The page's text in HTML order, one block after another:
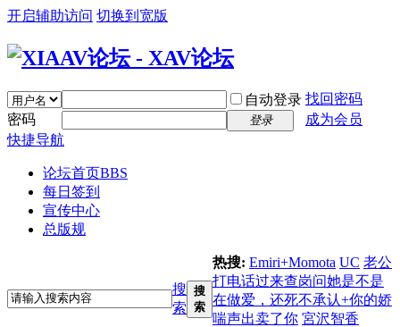
开启辅助访问 切换到宽版
自动登录 找回密码
密码
登录
成为会员
快捷导航
论坛首页BBS
每日签到
宣传中心
总版规
搜
索
搜
索
热搜: Emiri+Momota UC 老公
打电话过来查岗问她是不是
在做爱，还死不承认+你的娇
喘声出卖了你 宮沢智香